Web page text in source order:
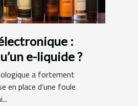
:
e-liquide ?
a fortement
en place d’une foule